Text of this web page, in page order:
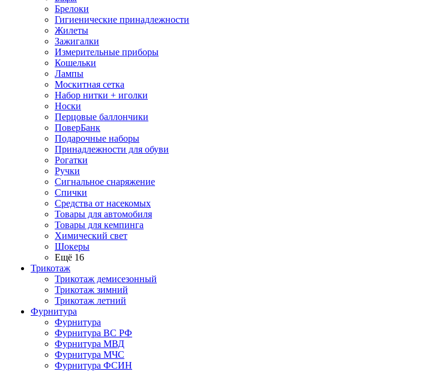
Брелоки
Гигиенические принадлежности
Жилеты
Зажигалки
Измерительные приборы
Кошельки
Лампы
Москитная сетка
Набор нитки + иголки
Носки
Перцовые баллончики
ПоверБанк
Подарочные наборы
Принадлежности для обуви
Рогатки
Ручки
Сигнальное снаряжение
Спички
Средства от насекомых
Товары для автомобиля
Товары для кемпинга
Химический свет
Шокеры
Ещё 16
Трикотаж
Трикотаж демисезонный
Трикотаж зимний
Трикотаж летний
Фурнитура
Фурнитура
Фурнитура ВС РФ
Фурнитура МВД
Фурнитура МЧС
Фурнитура ФСИН